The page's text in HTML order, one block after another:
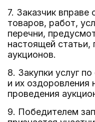
7. Заказчик вправе
товаров, работ,
перечни,
настоящей статьи,
аукционов.
8. Закупки услуг
и их
проведения
9. Победителем